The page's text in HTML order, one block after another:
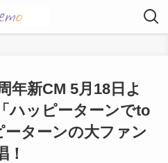
年新CM 5月18日よ
ハッピーターンでto
ターンの大ファン
！